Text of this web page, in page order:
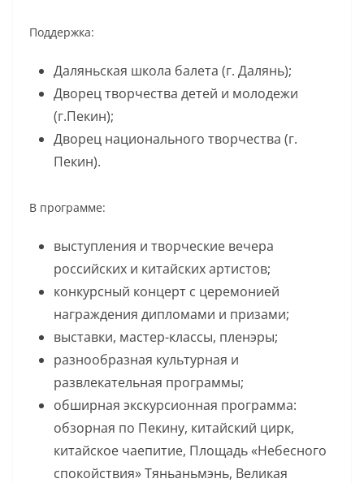
Поддержка:
Даляньская школа балета (г. Далянь);
Дворец творчества детей и молодежи
(г.Пекин);
Дворец национального творчества (г.
Пекин).
В программе:
выступления и творческие вечера
российских и китайских артистов;
конкурсный концерт с церемонией
награждения дипломами и призами;
выставки, мастер-классы, пленэры;
разнообразная культурная и
развлекательная программы;
обширная экскурсионная программа:
обзорная по Пекину, китайский цирк,
китайское чаепитие, Площадь «Небесного
спокойствия» Тяньаньмэнь, Великая